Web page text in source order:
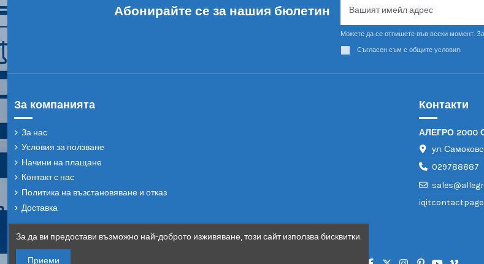
Абонирайте се за нашия бюлетин
Можете да се отпишете във всеки момент.
Съгласен съм с общите условия.
За компанията
За нас
Условия за ползване
Начини на плащане
Контакт с нас
Политика на възстановяване и отказ
Доставка
Контакти
АЛЕГРО
ул.
029788887
iqitcontactpage
За да ви предостави възможно най-доброто изживяване, този сайт използва бисквитки.
Приеми